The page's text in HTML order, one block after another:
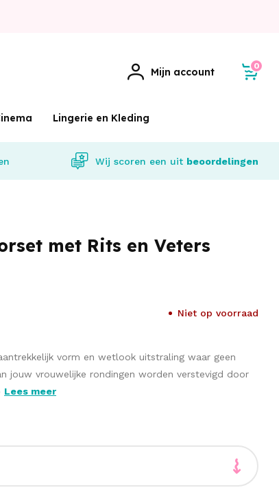
Mijn account 0
Lingerie en Kleding
Wij scoren een uit beoordelingen
met Rits en Veters
Niet op voorraad
vorm en wetlook uitstraling waar geen
jouw vrouwelijke rondingen worden verstevigd door
Lees meer